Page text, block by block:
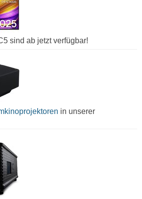
sind ab jetzt verfügbar!
in unserer